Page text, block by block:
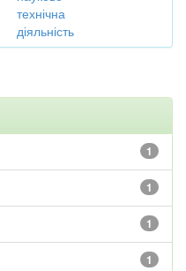
технічна
діяльність
1
1
1
1